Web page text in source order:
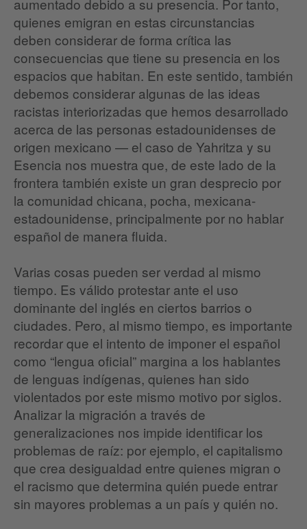
aumentado debido a su presencia. Por tanto,
quienes emigran en estas circunstancias
deben considerar de forma crítica las
consecuencias que tiene su presencia en los
espacios que habitan. En este sentido, también
debemos considerar algunas de las ideas
racistas interiorizadas que hemos desarrollado
acerca de las personas estadounidenses de
origen mexicano — el caso de Yahritza y su
Esencia nos muestra que, de este lado de la
frontera también existe un gran desprecio por
la comunidad chicana, pocha, mexicana-
estadounidense, principalmente por no hablar
español de manera fluida.
Varias cosas pueden ser verdad al mismo
tiempo. Es válido protestar ante el uso
dominante del inglés en ciertos barrios o
ciudades. Pero, al mismo tiempo, es importante
recordar que el intento de imponer el español
como “lengua oficial” margina a los hablantes
de lenguas indígenas, quienes han sido
violentados por este mismo motivo por siglos.
Analizar la migración a través de
generalizaciones nos impide identificar los
problemas de raíz: por ejemplo, el capitalismo
que crea desigualdad entre quienes migran o
el racismo que determina quién puede entrar
sin mayores problemas a un país y quién no.